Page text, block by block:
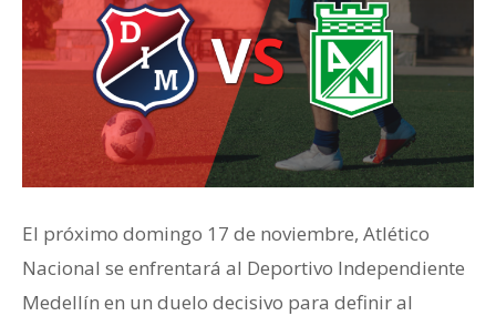
El próximo domingo 17 de noviembre, Atlético
Nacional se enfrentará al Deportivo Independiente
Medellín en un duelo decisivo para definir al